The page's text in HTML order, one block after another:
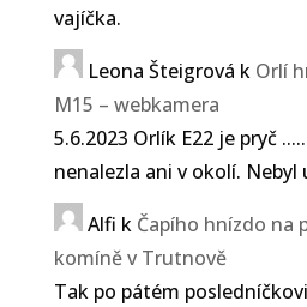
vajíčka.
Leona Šteigrová k Orlí
M15 – webkamera
5.6.2023 Orlík E22 je pryč
nenalezla ani v okolí. Nebyl
Alfi k Čapího hnízdo na
komíně v Trutnově
Tak po pátém